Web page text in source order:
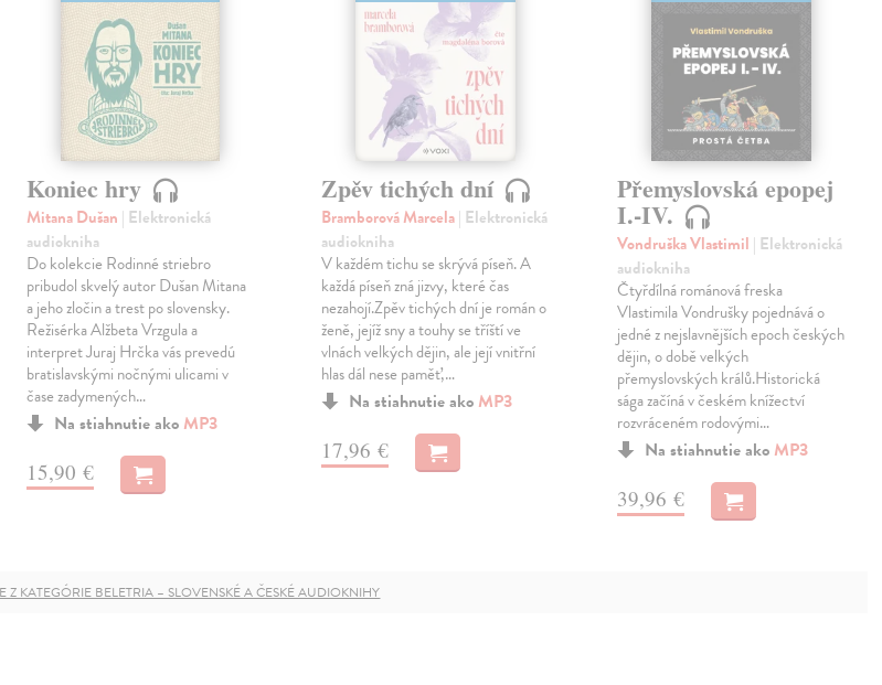
Koniec hry
Mitana Dušan | Elektronická
audiokniha
Do kolekcie Rodinné striebro
pribudol skvelý autor Dušan Mitana
a jeho zločin a trest po slovensky.
Režisérka Alžbeta Vrzgula a
interpret Juraj Hrčka vás prevedú
bratislavskými nočnými ulicami v
čase zadymených…
Na stiahnutie ako MP3
15,90 €
Zpěv tichých dní
Bramborová Marcela| Elektronická
audiokniha
V každém tichu se skrývá píseň. A
každá píseň zná jizvy, které čas
nezahojí.Zpěv tichých dní je román o
ženě, jejíž sny a touhy se tříští ve
vlnách velkých dějin, ale její vnitřní
hlas dál nese paměť,…
Na stiahnutie ako MP3
17,96 €
Přemyslovská epopej
I.-IV.
Vondruška Vlastimil | Elektronická
audiokniha
Čtyřdílná románová freska
Vlastimila Vondrušky pojednává o
jedné z nejslavnějších epoch českých
dějin, o době velkých
přemyslovských králů.Historická
sága začíná v českém knížectví
rozvráceném rodovými…
Na stiahnutie ako MP3
39,96 €
Z KATEGÓRIE BELETRIA – SLOVENSKÉ A ČESKÉ AUDIOKNIHY